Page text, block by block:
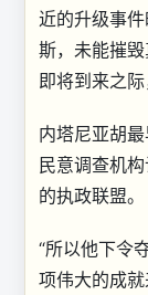
近的升级事
斯，未能摧
即将到来之
内塔尼亚胡
民意调查机
的执政联盟。
“所以他下令
项伟大的成